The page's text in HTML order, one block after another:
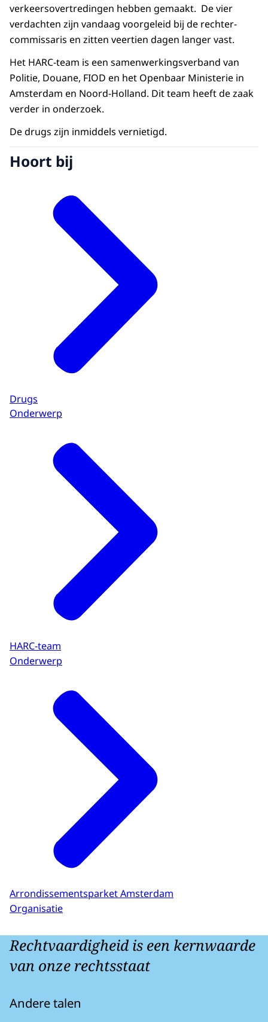
verkeersovertredingen hebben gemaakt. De vier
verdachten zijn vandaag voorgeleid bij de rechter-
commissaris en zitten veertien dagen langer vast.
Het HARC-team is een samenwerkingsverband van
Politie, Douane, FIOD en het Openbaar Ministerie in
Amsterdam en Noord-Holland. Dit team heeft de zaak
verder in onderzoek.
De drugs zijn inmiddels vernietigd.
Hoort bij
Drugs
Onderwerp
HARC-team
Onderwerp
Arrondissementsparket Amsterdam
Organisatie
Rechtvaardigheid is een kernwaarde
van onze rechtsstaat
Andere talen